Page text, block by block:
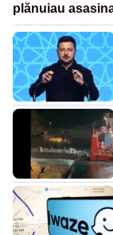
plănuiau